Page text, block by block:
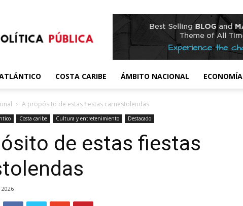
COSTA CARIBE ÁMBITO NACIONAL ECONOMÍA
A propósito de estas fiestas carnestolendas
Costa caribe Cultura y entretenimiento Destacado
de estas fiestas